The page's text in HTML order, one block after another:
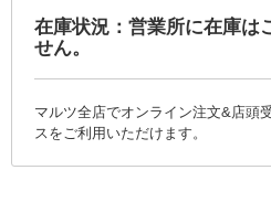
在庫状況：営業所に在庫は
せん。
マルツ全店でオンライン注文&店頭
スをご利用いただけます。